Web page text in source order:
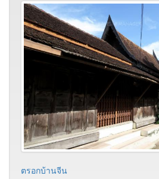
ตรอกบ้านจีน